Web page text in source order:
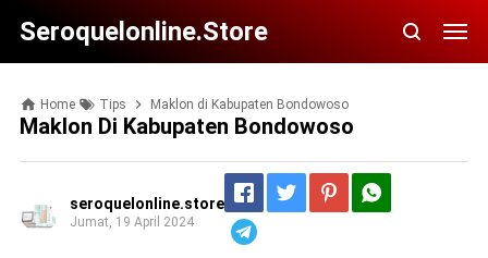
Seroquelonline.store
Home Tips Maklon di Kabupaten Bondowoso
Maklon Di Kabupaten Bondowoso
seroquelonline.store
Jumat, 19 April 2024